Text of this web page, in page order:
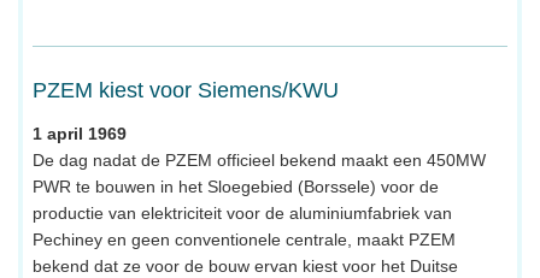
PZEM kiest voor Siemens/KWU
1 april 1969
De dag nadat de PZEM officieel bekend maakt een 450MW
PWR te bouwen in het Sloegebied (Borssele) voor de
productie van elektriciteit voor de aluminiumfabriek van
Pechiney en geen conventionele centrale, maakt PZEM
bekend dat ze voor de bouw ervan kiest voor het Duitse